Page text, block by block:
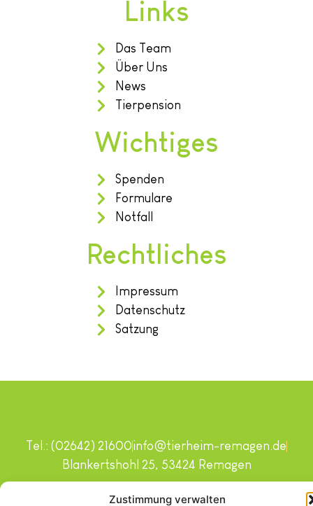
Zustimmung verwalten
Links
Das Team
Über Uns
News
Tierpension
Wichtiges
Spenden
Formulare
Notfall
Rechtliches
Impressum
Datenschutz
Satzung
Copyright © 2024. Alle Rechte vorbehalten.
Tel.: (02642) 21600info@tierheim-remagen.de
Blankertshohl 25, 53424 Remagen